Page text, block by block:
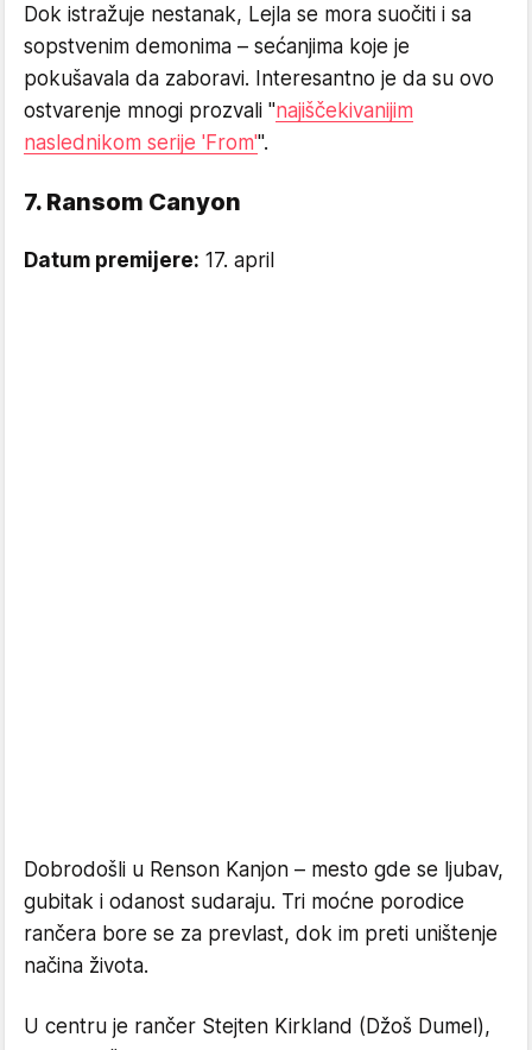
Dok istražuje nestanak, Lejla se mora suočiti i sa
sopstvenim demonima – sećanjima koje je
pokušavala da zaboravi. Interesantno je da su ovo
ostvarenje mnogi prozvali "najiščekivanijim
naslednikom serije 'From'".
7. Ransom Canyon
Datum premijere: 17. april
Dobrodošli u Renson Kanjon – mesto gde se ljubav,
gubitak i odanost sudaraju. Tri moćne porodice
rančera bore se za prevlast, dok im preti uništenje
načina života.
U centru je rančer Stejten Kirkland (Džoš Dumel),